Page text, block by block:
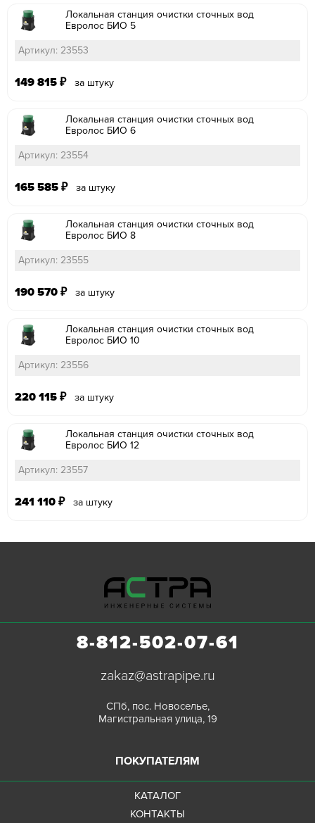
Локальная станция очистки сточных вод
Евролос БИО 5
Артикул: 23553
149 815 ₽ за штуку
Локальная станция очистки сточных вод
Евролос БИО 6
Артикул: 23554
165 585 ₽ за штуку
Локальная станция очистки сточных вод
Евролос БИО 8
Артикул: 23555
190 570 ₽ за штуку
Локальная станция очистки сточных вод
Евролос БИО 10
Артикул: 23556
220 115 ₽ за штуку
Локальная станция очистки сточных вод
Евролос БИО 12
Артикул: 23557
241 110 ₽ за штуку
8-812-502-07-61
zakaz@astrapipe.ru
СПб, пос. Новоселье,
Магистральная улица, 19
ПОКУПАТЕЛЯМ
КАТАЛОГ
КОНТАКТЫ